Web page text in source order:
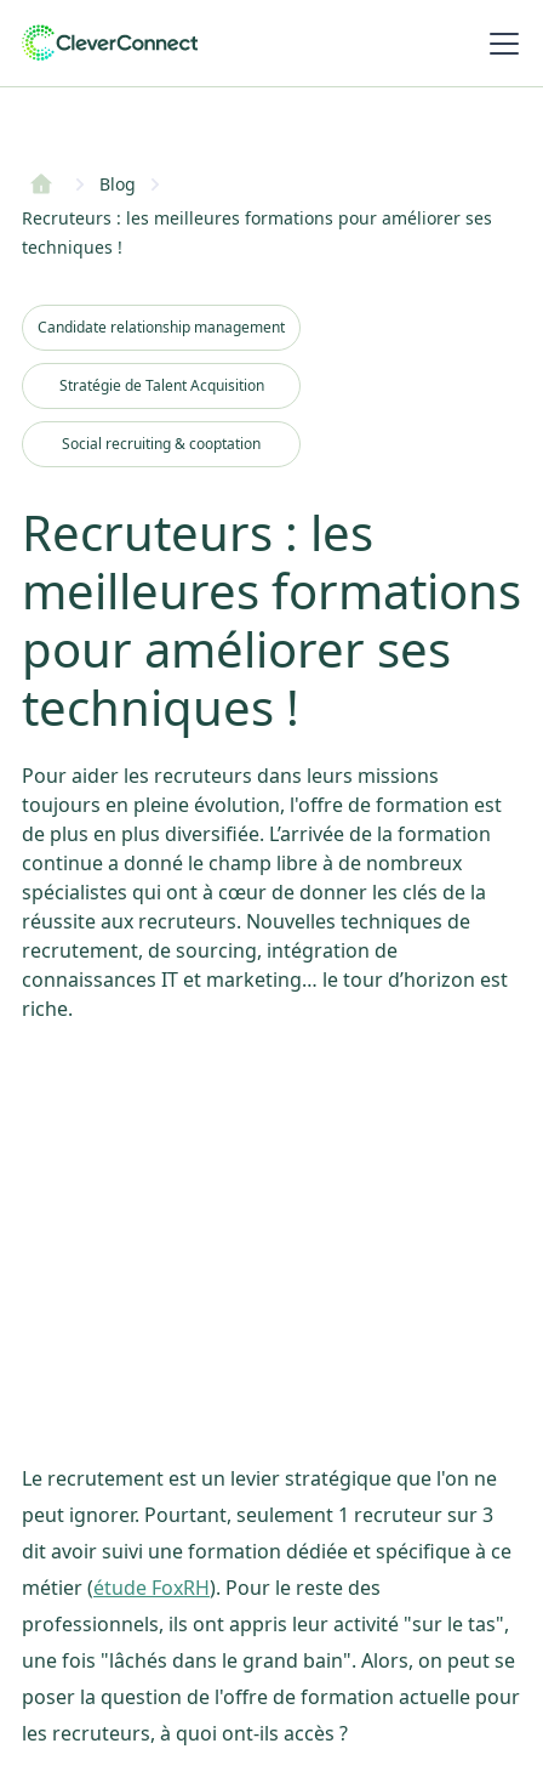
Blog
Recruteurs : les meilleures formations pour améliorer ses
techniques !
Candidate relationship management
Stratégie de Talent Acquisition
Social recruiting & cooptation
Recruteurs : les
meilleures formations
pour améliorer ses
techniques !
Pour aider les recruteurs dans leurs missions
toujours en pleine évolution, l'offre de formation est
de plus en plus diversifiée. L’arrivée de la formation
continue a donné le champ libre à de nombreux
spécialistes qui ont à cœur de donner les clés de la
réussite aux recruteurs. Nouvelles techniques de
recrutement, de sourcing, intégration de
connaissances IT et marketing… le tour d’horizon est
riche.
Le recrutement est un levier stratégique que l'on ne
peut ignorer. Pourtant, seulement 1 recruteur sur 3
dit avoir suivi une formation dédiée et spécifique à ce
métier (étude FoxRH). Pour le reste des
professionnels, ils ont appris leur activité "sur le tas",
une fois "lâchés dans le grand bain". Alors, on peut se
poser la question de l'offre de formation actuelle pour
les recruteurs, à quoi ont-ils accès ?